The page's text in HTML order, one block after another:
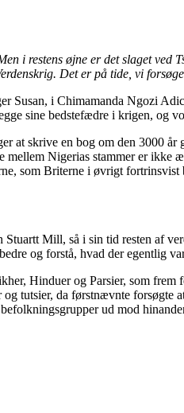
i restens øjne er det slaget ved
Det er på tide, vi
Susan, i Chimamanda Ngozi
sine bedstefædre i krigen, og
at skrive en bog om den 3000 år
Nigerias stammer er
som Briterne i øvrigt
Mill, så i sin tid resten af
og forstå, hvad der egentlig
Hinduer og Parsier, som
tutsier, da førstnævnte forsøgte
ud mod